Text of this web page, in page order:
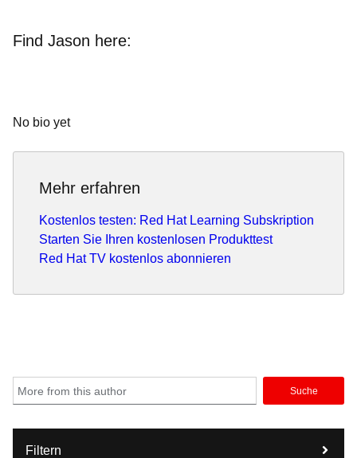
Find Jason here:
No bio yet
Mehr erfahren
Kostenlos testen: Red Hat Learning Subskription
Starten Sie Ihren kostenlosen Produkttest
Red Hat TV kostenlos abonnieren
Suche
Filtern